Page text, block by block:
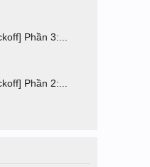
Phần 3:...
Phần 2:...